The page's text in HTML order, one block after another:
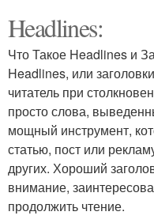
Headlines:
Что Такое Headlines и
Headlines, или
читатель при
просто слова,
мощный инструмент,
статью, пост или
других. Хороший
внимание,
продолжить чтение.